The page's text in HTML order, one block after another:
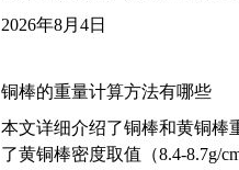
2026年8月4日
铜棒的重量计算方法有哪些
本文详细介绍了铜棒和黄铜棒
了黄铜棒密度取值（8.4-8.7g/